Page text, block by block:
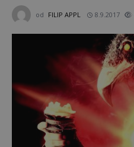
od FILIP APPL 8.9.2017